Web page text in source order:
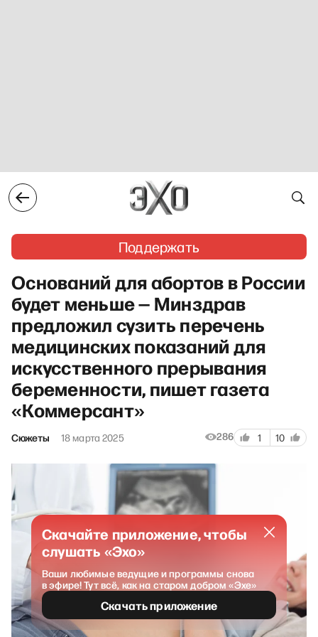
Поддержать
Оснований для абортов в России
будет меньше — Минздрав
предложил сузить перечень
медицинских показаний для
искусственного прерывания
беременности, пишет газета
«Коммерсант»
Сюжеты 18 марта 2025 286 1 10
Скачайте приложение, чтобы
слушать «Эхо»
Ваши любимые ведущие и программы снова
в эфире! Тут всё, как на старом добром «Эхе»
Скачать приложение